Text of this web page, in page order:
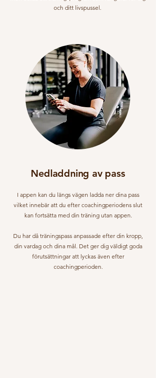
och ditt livspussel.
Nedladdning av pass
I appen kan du längs vägen ladda ner dina pass
vilket innebär att du efter coachingperiodens slut
kan fortsätta med din träning utan appen.
Du har då träningspass anpassade efter din kropp,
din vardag och dina mål. Det ger dig väldigt goda
förutsättningar att lyckas även efter
coachingperioden.